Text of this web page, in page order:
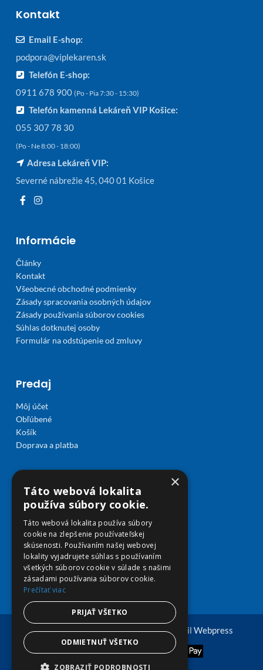
Kontakt
Email E-shop:
podpora@viplekaren.sk
Telefón E-shop:
0911 678 900 (Po - Pia 7:30 - 15:30)
Telefón kamenná Lekáreň VIP Košice:
055 307 78 30
(Po - Ne 8:00 - 18:00)
Adresa Lekáreň VIP:
Severné nábrežie 45, 040 01 Košice
Informácie
Články
Kontakt
Všeobecné obchodné podmienky
Zásady spracovania osobných údajov
Zásady používania súborov cookies
Súhlas dotknutej osoby
Formulár na odstúpenie od zmluvy
Predaj
Môj účet
Obľúbené
Košík
Doprava a platba
© Copyright 2026 viplekaren.sk | Vytvoril Webpress
×
Táto webová lokalita
používa súbory cookie.
Táto webová lokalita používa súbory
cookie na zlepšenie používateľskej
skúsenosti. Používaním našej webovej
lokality vyjadrujete súhlas s používaním
všetkých súborov cookie v súlade s našimi
zásadami používania súborov cookie.
Prečítať viac
PRIJAŤ VŠETKO
ODMIETNUŤ VŠETKO
ZOBRAZIŤ PODROBNOSTI